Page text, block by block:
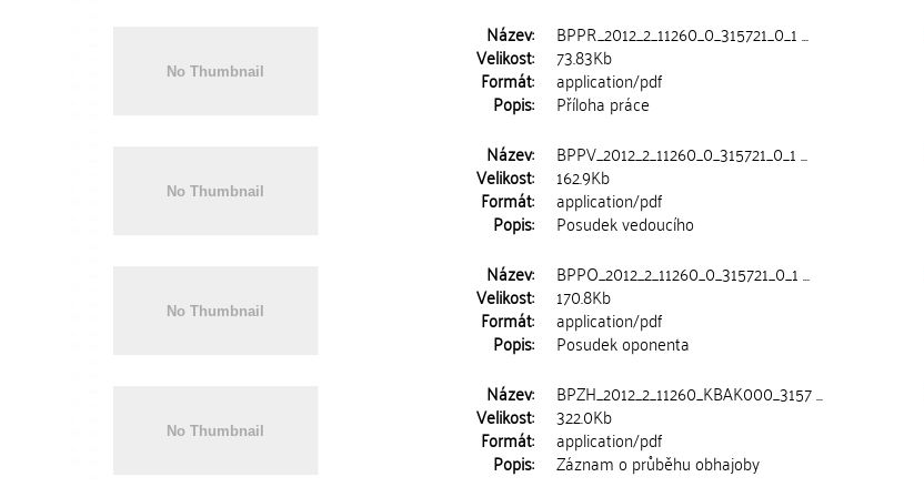
Název: BPPR_2012_2_11260_0_315721_0_1 ...
Velikost: 73.83Kb
Formát: application/pdf
Popis: Příloha práce
Název: BPPV_2012_2_11260_0_315721_0_1 ...
Velikost: 162.9Kb
Formát: application/pdf
Popis: Posudek vedoucího
Název: BPPO_2012_2_11260_0_315721_0_1 ...
Velikost: 170.8Kb
Formát: application/pdf
Popis: Posudek oponenta
Název: BPZH_2012_2_11260_KBAK000_3157 ...
Velikost: 322.0Kb
Formát: application/pdf
Popis: Záznam o průběhu obhajoby